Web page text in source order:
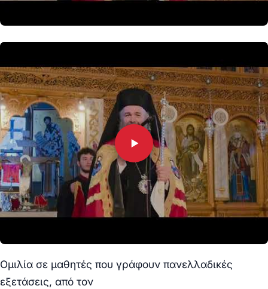
Ομιλία σε μαθητές που γράφουν πανελλαδικές
εξετάσεις, από τον